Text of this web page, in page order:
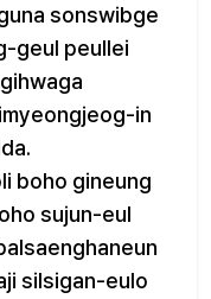
sonswibge
geul peullei
in
boho gineung
sujun-eul
silsigan-eulo